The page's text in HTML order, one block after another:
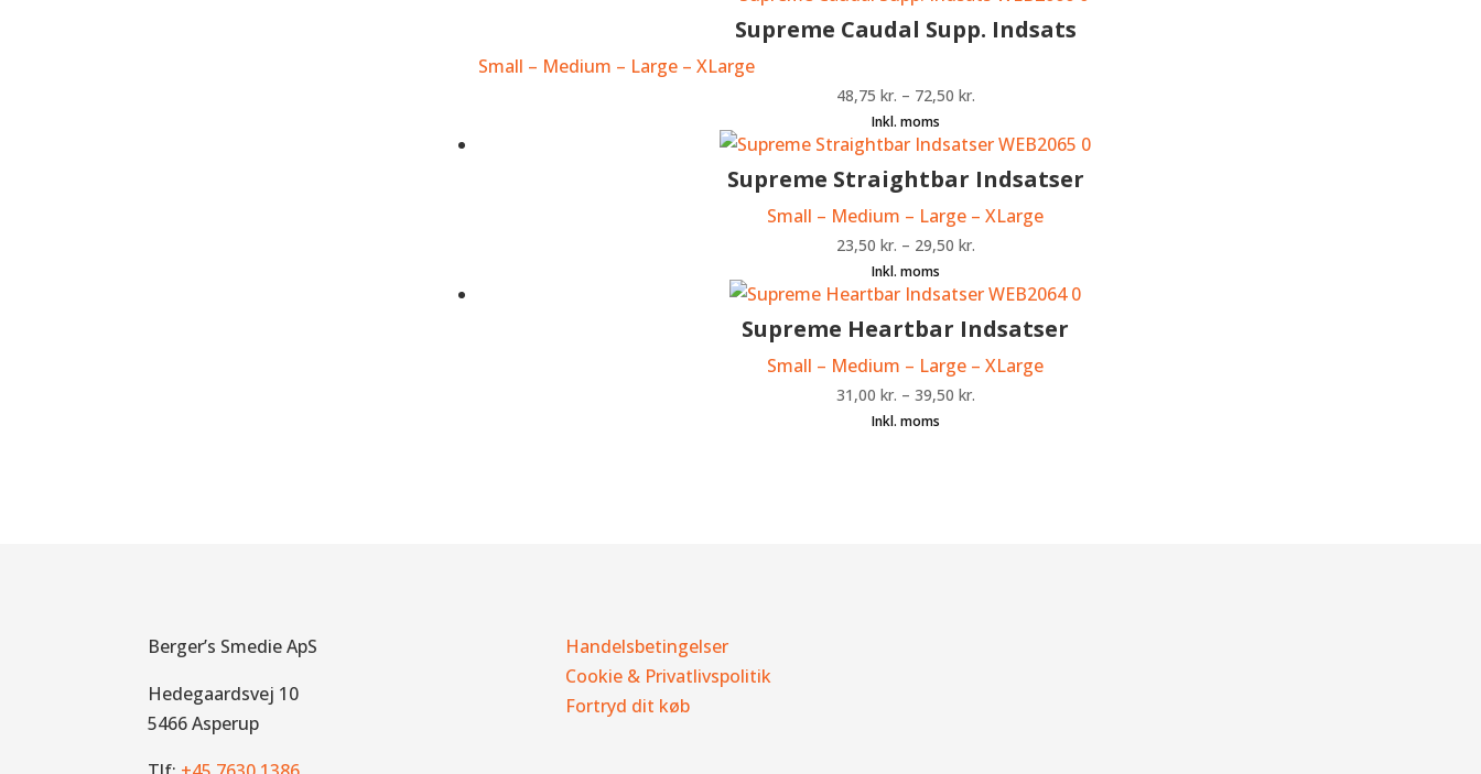
Supreme Caudal Supp. Indsats
Small – Medium – Large – XLarge
48,75 kr. – 72,50 kr.
Supreme Straightbar Indsatser
Small – Medium – Large – XLarge
23,50 kr. – 29,50 kr.
Supreme Heartbar Indsatser
Small – Medium – Large – XLarge
31,00 kr. – 39,50 kr.
Berger’s Smedie ApS
Hedegaardsvej 10
5466 Asperup
Handelsbetingelser
Cookie & Privatlivspolitik
Fortryd dit køb